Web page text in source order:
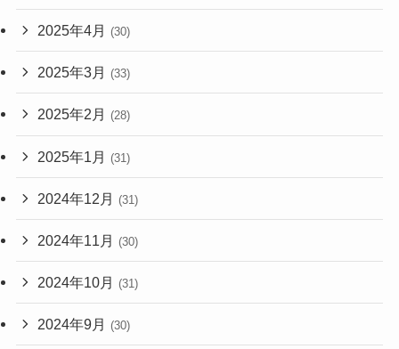
2025年4月 (30)
2025年3月 (33)
2025年2月 (28)
2025年1月 (31)
2024年12月 (31)
2024年11月 (30)
2024年10月 (31)
2024年9月 (30)